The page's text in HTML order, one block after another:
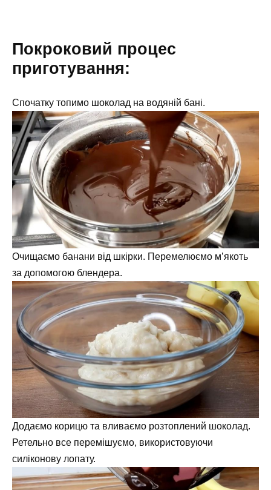
Покроковий процес
приготування:
Спочатку топимо шоколад на водяній бані.
Очищаємо банани від шкірки. Перемелюємо м’якоть
за допомогою блендера.
Додаємо корицю та вливаємо розтоплений шоколад.
Ретельно все перемішуємо, використовуючи
силіконову лопату.